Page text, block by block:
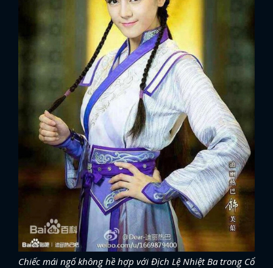
Chiếc mái ngố không hề hợp với Địch Lệ Nhiệt Ba trong Cổ